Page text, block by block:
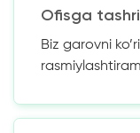
Ofisga
Biz garovni